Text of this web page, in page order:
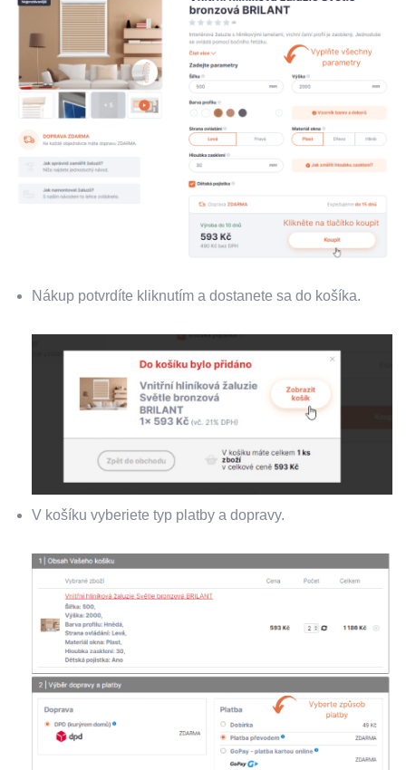
Nákup potvrdíte kliknutím a dostanete sa do košíka.
V košíku vyberiete typ platby a dopravy.